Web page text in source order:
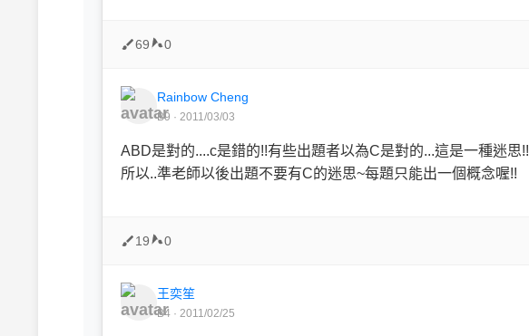
69 0
Rainbow Cheng
B9 · 2011/03/03
ABD是對的....c是錯的!!有些出題者以為C是對的...這是一種迷思!!
所以..準老師以後出題不要有C的迷思~每題只能出一個概念喔!!
19 0
王奕笙
B4 · 2011/02/25